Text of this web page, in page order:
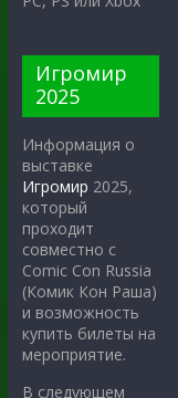
Игромир
2025
Информация о
выставке
Игромир 2025,
который
проходит
совместно с
Comic Con Russia
(Комик Кон Раша)
и возможность
купить билеты на
мероприятие.
В следующем